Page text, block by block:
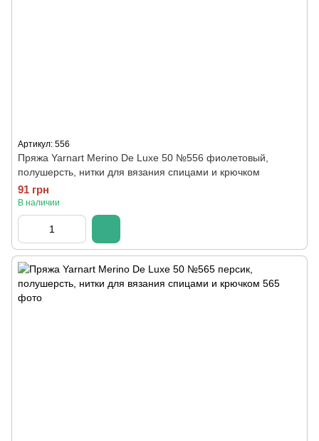
Артикул: 556
Пряжа Yarnart Merino De Luxe 50 №556 фиолетовый,
полушерсть, нитки для вязания спицами и крючком
91 грн
В наличии